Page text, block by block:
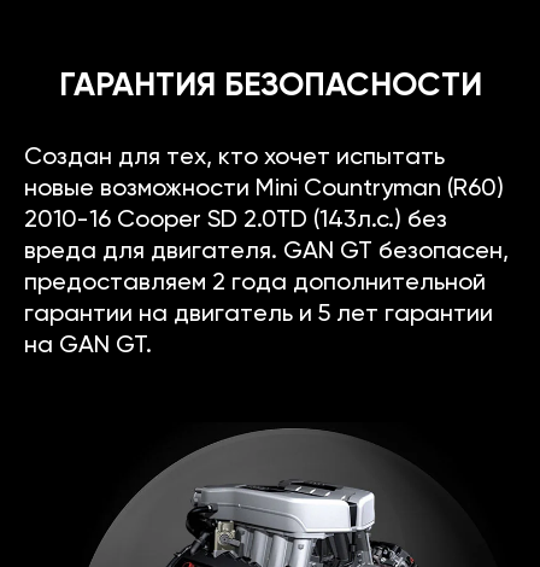
ГАРАНТИЯ БЕЗОПАСНОСТИ
Создан для тех, кто хочет испытать
новые возможности Mini Countryman (R60)
2010-16 Cooper SD 2.0TD (143л.с.) без
вреда для двигателя. GAN GT безопасен,
предоставляем 2 года дополнительной
гарантии на двигатель и 5 лет гарантии
на GAN GT.